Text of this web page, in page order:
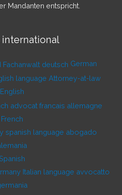
Mandanten entspricht.
international
German
English
French
Spanish